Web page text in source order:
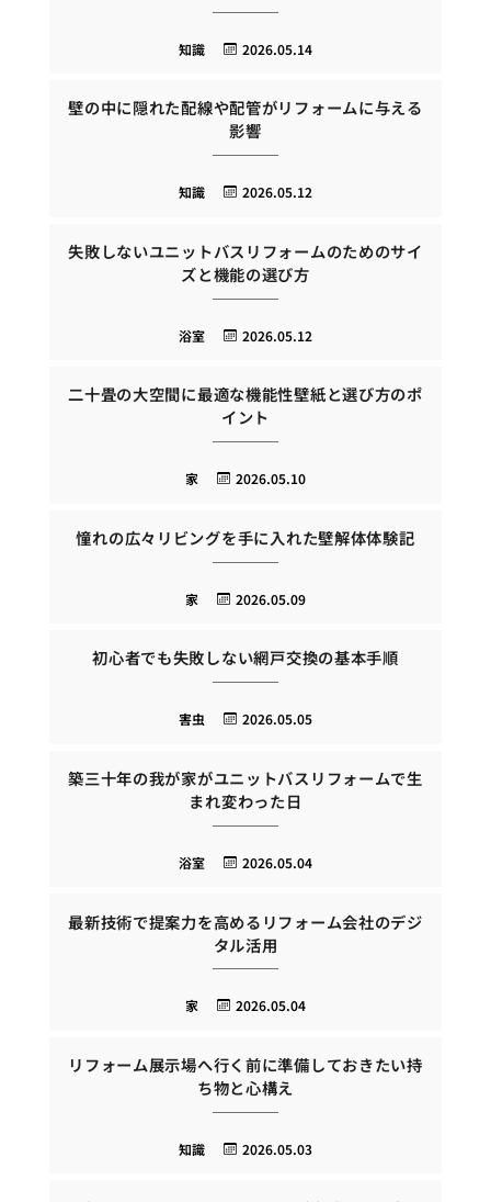
2026.05.14
知識
壁の中に隠れた配線や配管がリフォームに与える
影響
2026.05.12
知識
失敗しないユニットバスリフォームのためのサイ
ズと機能の選び方
2026.05.12
浴室
二十畳の大空間に最適な機能性壁紙と選び方のポ
イント
2026.05.10
家
憧れの広々リビングを手に入れた壁解体体験記
2026.05.09
家
初心者でも失敗しない網戸交換の基本手順
2026.05.05
害虫
築三十年の我が家がユニットバスリフォームで生
まれ変わった日
2026.05.04
浴室
最新技術で提案力を高めるリフォーム会社のデジ
タル活用
2026.05.04
家
リフォーム展示場へ行く前に準備しておきたい持
ち物と心構え
2026.05.03
知識